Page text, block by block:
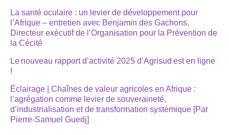
La santé oculaire : un levier de développement pour
l’Afrique – entretien avec Benjamin des Gachons,
Directeur exécutif de l’Organisation pour la Prévention de
la Cécité
Le nouveau rapport d’activité 2025 d’Agrisud est en ligne
!
Éclairage | Chaînes de valeur agricoles en Afrique :
l’agrégation comme levier de souveraineté,
d’industrialisation et de transformation systémique [Par
Pierre-Samuel Guedj]